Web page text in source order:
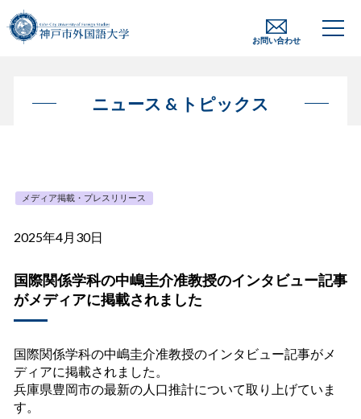
お問い合わせ
ニュース & トピックス
メディア掲載・プレスリリース
2025年4月30日
国際関係学科の中嶋圭介准教授のインタビュー記事
がメディアに掲載されました
国際関係学科の中嶋圭介准教授のインタビュー記事がメ
ディアに掲載されました。
兵庫県豊岡市の最新の人口推計について取り上げていま
す。